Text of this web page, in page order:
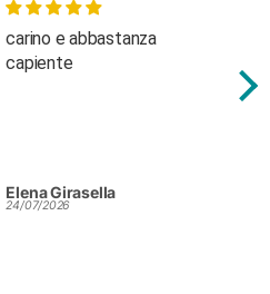
carino e abbastanza
capiente
Elena Girasella
24/07/2026